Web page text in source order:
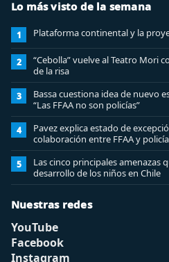
Lo más visto de la semana
1 Plataforma continental y la
2
“Cebolla” vuelve al Teatro Mori
de la risa
3
Bassa cuestiona idea de nuevo
“Las FFAA no son policías”
4
Pavez explica estado de
colaboración entre FFAA y
analizar”
5
Las cinco principales amenazas
desarrollo de los niños en Chile
Nuestras redes
YouTube
Facebook
Instagram